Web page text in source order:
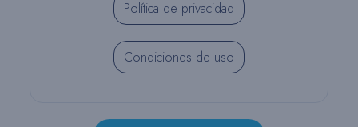
Política de privacidad
Condiciones de uso